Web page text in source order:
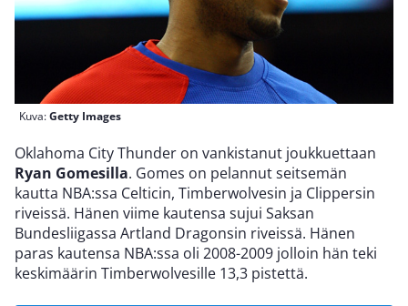
Kuva:Getty Images
Oklahoma City Thunder on vankistanut joukkuettaan
Ryan Gomesilla. Gomes on pelannut seitsemän
kautta NBA:ssa Celticin, Timberwolvesin ja Clippersin
riveissä. Hänen viime kautensa sujui Saksan
Bundesliigassa Artland Dragonsin riveissä. Hänen
paras kautensa NBA:ssa oli 2008-2009 jolloin hän teki
keskimäärin Timberwolvesille 13,3 pistettä.